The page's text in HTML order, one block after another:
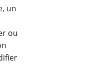
un
ou